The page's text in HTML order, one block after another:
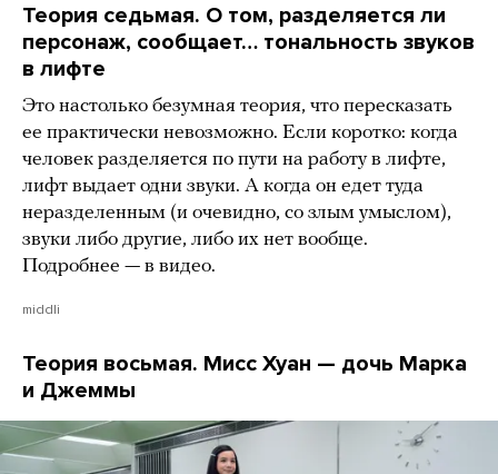
Теория седьмая. О том, разделяется ли
персонаж, сообщает… тональность звуков
в лифте
Это настолько безумная теория, что пересказать
ее практически невозможно. Если коротко: когда
человек разделяется по пути на работу в лифте,
лифт выдает одни звуки. А когда он едет туда
неразделенным (и очевидно, со злым умыслом),
звуки либо другие, либо их нет вообще.
Подробнее — в видео.
middli
Теория восьмая. Мисс Хуан — дочь Марка
и Джеммы